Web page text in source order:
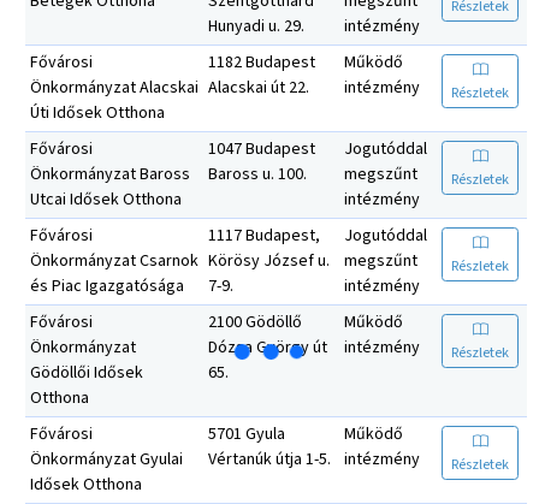
Hunyadi u. 29.
intézmény
Részletek
Fővárosi
Önkormányzat Alacskai
Úti Idősek Otthona
1182 Budapest
Alacskai út 22.
Működő
intézmény
Részletek
Fővárosi
Önkormányzat Baross
Utcai Idősek Otthona
1047 Budapest
Baross u. 100.
Jogutóddal
megszűnt
intézmény
Részletek
Fővárosi
Önkormányzat Csarnok
és Piac Igazgatósága
1117 Budapest,
Körösy József u.
7-9.
Jogutóddal
megszűnt
intézmény
Részletek
Fővárosi
Önkormányzat
Gödöllői Idősek
Otthona
2100 Gödöllő
Dózsa György út
65.
Működő
intézmény
Részletek
Fővárosi
Önkormányzat Gyulai
Idősek Otthona
5701 Gyula
Vértanúk útja 1-5.
Működő
intézmény
Részletek